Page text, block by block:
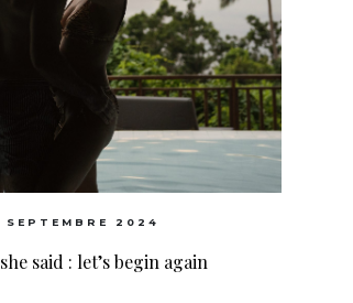
SEPTEMBRE 2024
said : let’s begin again